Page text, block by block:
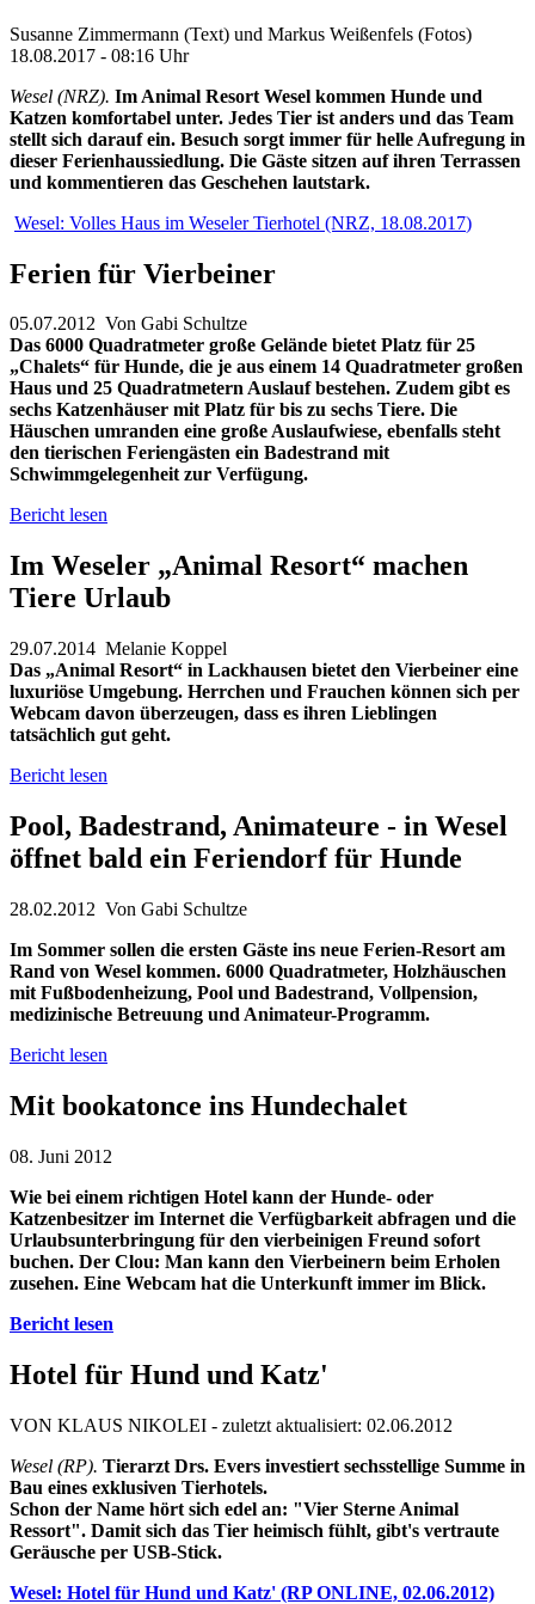
Susanne Zimmermann (Text) und Markus Weißenfels (Fotos)
18.08.2017 - 08:16 Uhr
Wesel (NRZ). Im Animal Resort Wesel kommen Hunde und
Katzen komfortabel unter. Jedes Tier ist anders und das Team
stellt sich darauf ein. Besuch sorgt immer für helle Aufregung in
dieser Ferienhaussiedlung. Die Gäste sitzen auf ihren Terrassen
und kommentieren das Geschehen lautstark.
Wesel: Volles Haus im Weseler Tierhotel (NRZ, 18.08.2017)
Ferien für Vierbeiner
05.07.2012 Von Gabi Schultze
Das 6000 Quadratmeter große Gelände bietet Platz für 25
„Chalets“ für Hunde, die je aus einem 14 Quadratmeter großen
Haus und 25 Quadratmetern Auslauf bestehen. Zudem gibt es
sechs Katzenhäuser mit Platz für bis zu sechs Tiere. Die
Häuschen umranden eine große Auslaufwiese, ebenfalls steht
den tierischen Feriengästen ein Badestrand mit
Schwimmgelegenheit zur Verfügung.
Bericht lesen
Im Weseler „Animal Resort“ machen
Tiere Urlaub
29.07.2014 Melanie Koppel
Das „Animal Resort“ in Lackhausen bietet den Vierbeiner eine
luxuriöse Umgebung. Herrchen und Frauchen können sich per
Webcam davon überzeugen, dass es ihren Lieblingen
tatsächlich gut geht.
Bericht lesen
Pool, Badestrand, Animateure - in Wesel
öffnet bald ein Feriendorf für Hunde
28.02.2012 Von Gabi Schultze
Im Sommer sollen die ersten Gäste ins neue Ferien-Resort am
Rand von Wesel kommen. 6000 Quadratmeter, Holzhäuschen
mit Fußbodenheizung, Pool und Badestrand, Vollpension,
medizinische Betreuung und Animateur-Programm.
Bericht lesen
Mit bookatonce ins Hundechalet
08. Juni 2012
Wie bei einem richtigen Hotel kann der Hunde- oder
Katzenbesitzer im Internet die Verfügbarkeit abfragen und die
Urlaubsunterbringung für den vierbeinigen Freund sofort
buchen. Der Clou: Man kann den Vierbeinern beim Erholen
zusehen. Eine Webcam hat die Unterkunft immer im Blick.
Bericht lesen
Hotel für Hund und Katz'
VON KLAUS NIKOLEI - zuletzt aktualisiert: 02.06.2012
Wesel (RP). Tierarzt Drs. Evers investiert sechsstellige Summe in
Bau eines exklusiven Tierhotels.
Schon der Name hört sich edel an: "Vier Sterne Animal
Ressort". Damit sich das Tier heimisch fühlt, gibt's vertraute
Geräusche per USB-Stick.
Wesel: Hotel für Hund und Katz' (RP ONLINE, 02.06.2012)